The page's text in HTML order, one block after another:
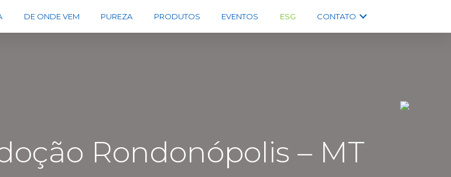
DE ONDE VEM PUREZA PRODUTOS EVENTOS ESG CONTATO
Rondonópolis – MT